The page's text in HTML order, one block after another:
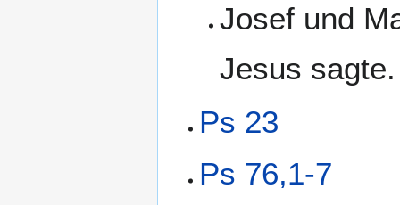
Josef und
Jesus sagte.
Ps 23
Ps 76,1-7